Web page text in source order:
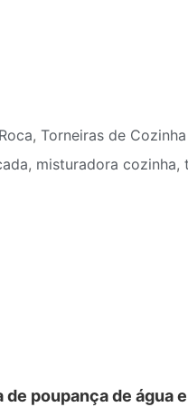
Roca, Torneiras de Cozinha
, misturadora cozinha,
poupança de água